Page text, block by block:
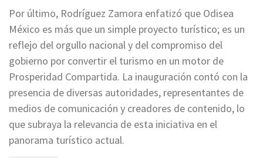
Por último, Rodríguez Zamora enfatizó que Odisea
México es más que un simple proyecto turístico; es un
reflejo del orgullo nacional y del compromiso del
gobierno por convertir el turismo en un motor de
Prosperidad Compartida. La inauguración contó con la
presencia de diversas autoridades, representantes de
medios de comunicación y creadores de contenido, lo
que subraya la relevancia de esta iniciativa en el
panorama turístico actual.